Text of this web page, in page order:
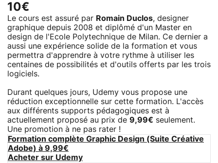
10€
Le cours est assuré par Romain Duclos, designer
graphique depuis 2008 et diplômé d'un Master en
design de l'Ecole Polytechnique de Milan. Ce dernier a
aussi une expérience solide de la formation et vous
permettra d'apprendre à votre rythme à utiliser les
centaines de possibilités et d'outils offerts par les trois
logiciels.
Durant quelques jours, Udemy vous propose une
réduction exceptionnelle sur cette formation. L'accès
aux différents supports pédagogiques est à
actuellement proposé au prix de 9,99€ seulement.
Une promotion à ne pas rater !
Formation complète Graphic Design (Suite Créative
Adobe) à 9,99€
Acheter sur Udemy